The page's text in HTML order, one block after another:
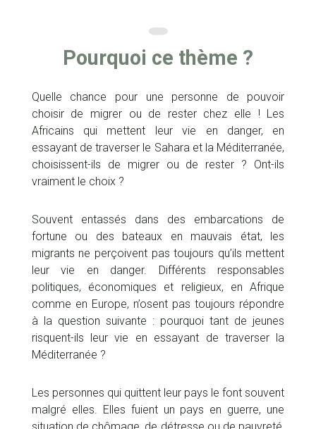
Pourquoi ce thème ?
Quelle chance pour une personne de pouvoir
choisir de migrer ou de rester chez elle ! Les
Africains qui mettent leur vie en danger, en
essayant de traverser le Sahara et la Méditerranée,
choisissent-ils de migrer ou de rester ? Ont-ils
vraiment le choix ?
Souvent entassés dans des embarcations de
fortune ou des bateaux en mauvais état, les
migrants ne perçoivent pas toujours qu’ils mettent
leur vie en danger. Différents responsables
politiques, économiques et religieux, en Afrique
comme en Europe, n’osent pas toujours répondre
à la question suivante : pourquoi tant de jeunes
risquent-ils leur vie en essayant de traverser la
Méditerranée ?
Les personnes qui quittent leur pays le font souvent
malgré elles. Elles fuient un pays en guerre, une